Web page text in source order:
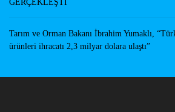
GERÇEKLEŞTİ
Tarım ve Orman Bakanı İbrahim Yumaklı,
ürünleri ihracatı 2,3 milyar dolara ulaştı”